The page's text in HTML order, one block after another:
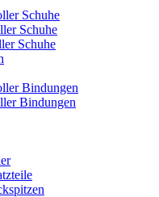
Schuhe
Schuhe
Schuhe
Bindungen
Bindungen